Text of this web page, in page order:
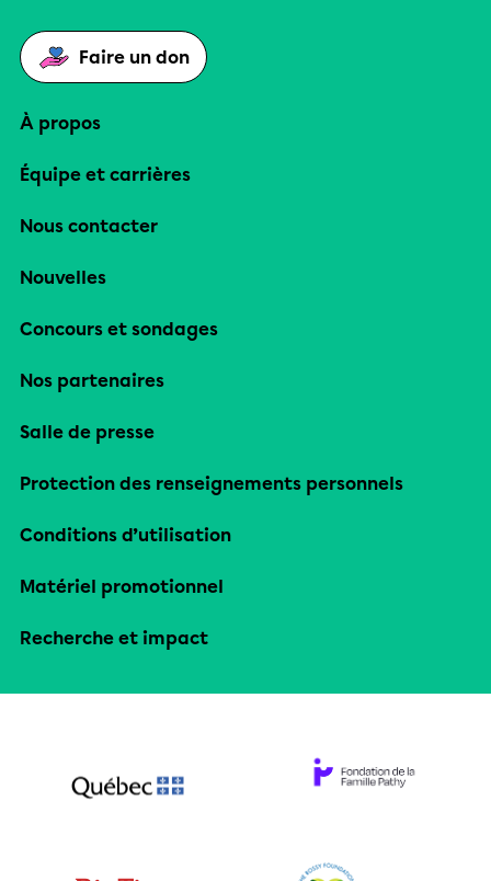
Faire un don
À propos
Équipe et carrières
Nous contacter
Nouvelles
Concours et sondages
Nos partenaires
Salle de presse
Protection des renseignements personnels
Conditions d’utilisation
Matériel promotionnel
Recherche et impact